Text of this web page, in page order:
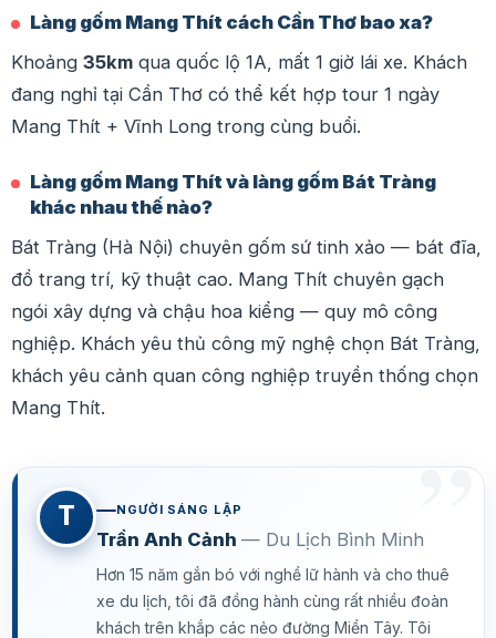
Làng gốm Mang Thít cách Cần Thơ bao xa?
Khoảng 35km qua quốc lộ 1A, mất 1 giờ lái xe. Khách
đang nghỉ tại Cần Thơ có thể kết hợp tour 1 ngày
Mang Thít + Vĩnh Long trong cùng buổi.
Làng gốm Mang Thít và làng gốm Bát Tràng
khác nhau thế nào?
Bát Tràng (Hà Nội) chuyên gốm sứ tinh xảo — bát đĩa,
đồ trang trí, kỹ thuật cao. Mang Thít chuyên gạch
ngói xây dựng và chậu hoa kiểng — quy mô công
nghiệp. Khách yêu thủ công mỹ nghệ chọn Bát Tràng,
khách yêu cảnh quan công nghiệp truyền thống chọn
Mang Thít.
T NGƯỜI SÁNG LẬP
Trần Anh Cảnh — Du Lịch Bình Minh
Hơn 15 năm gắn bó với nghề lữ hành và cho thuê
xe du lịch, tôi đã đồng hành cùng rất nhiều đoàn
khách trên khắp các nẻo đường Miền Tây. Tôi